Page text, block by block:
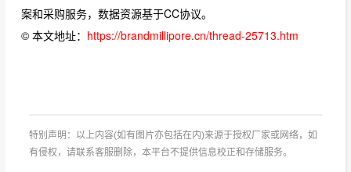
案和采购服务，数据资源基于CC协议。
© 本文地址： https://brandmillipore.cn/thread-25713.htm
特别声明：以上内容(如有图片亦包括在内)来源于授权厂家或网络，如
有侵权，请联系客服删除，本平台不提供信息校正和存储服务。